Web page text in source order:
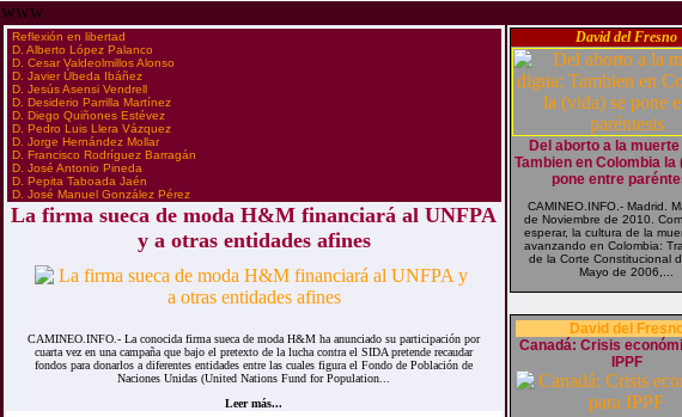
www
·Reflexión en libertad
·D. Alberto López Palanco
·D. Cesar Valdeolmillos Alonso
·D. Javier Úbeda Ibáñez
·D. Jesús Asensi Vendrell
·D. Desiderio Parrilla Martínez
·D. Diego Quiñones Estévez
·D. Pedro Luis Llera Vázquez
·D. Jorge Hernández Mollar
·D. Francisco Rodríguez Barragán
·D. José Antonio Pineda
·D. Pepita Taboada Jaén
·D. José Manuel González Pérez
La firma sueca de moda H&M financiará al UNFPA
y a otras entidades afines
CAMINEO.INFO.- La conocida firma sueca de moda H&M ha anunciado su participación por
cuarta vez en una campaña que bajo el pretexto de la lucha contra el SIDA pretende recaudar
fondos para donarlos a diferentes entidades entre las cuales figura el Fondo de Población de
Naciones Unidas (United Nations Fund for Population...
Leer más...
David del Fresno
Del aborto a la
Tambien en Colombia la
pone entre
CAMINEO.INFO.- Madrid.
de Noviembre de 2010.
esperar, la cultura de la
avanzando en Colombia:
de la Corte Constitucional
Mayo de 2006,...
David del
Canadá: Crisis
IPPF